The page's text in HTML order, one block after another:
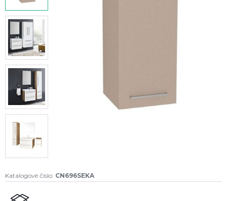
Katalogové číslo: CN696SEKA